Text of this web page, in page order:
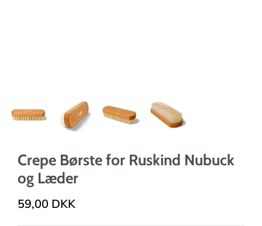
Crepe Børste for Ruskind Nubuck
og Læder
59,00 DKK